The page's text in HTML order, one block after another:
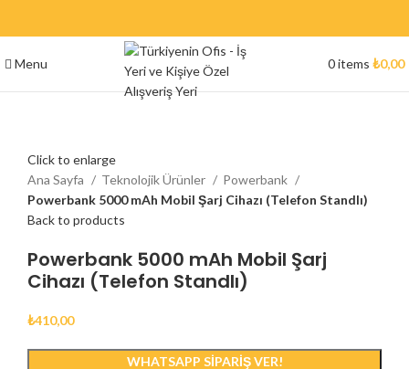
Menu 0items ₺0,00
Click to enlarge
Ana Sayfa
Teknolojik Ürünler
Powerbank
Powerbank 5000 mAh Mobil Şarj Cihazı (Telefon Standlı)
Back to products
Powerbank 5000 mAh Mobil Şarj
Cihazı (Telefon Standlı)
₺410,00
WHATSAPP SIPARIŞ VER!